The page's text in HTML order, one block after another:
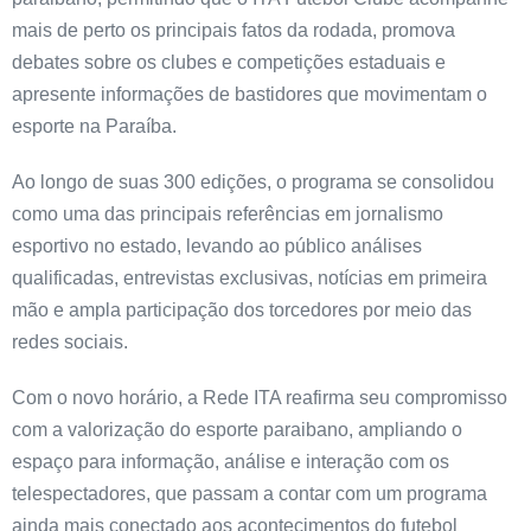
mais de perto os principais fatos da rodada, promova
debates sobre os clubes e competições estaduais e
apresente informações de bastidores que movimentam o
esporte na Paraíba.
Ao longo de suas 300 edições, o programa se consolidou
como uma das principais referências em jornalismo
esportivo no estado, levando ao público análises
qualificadas, entrevistas exclusivas, notícias em primeira
mão e ampla participação dos torcedores por meio das
redes sociais.
Com o novo horário, a Rede ITA reafirma seu compromisso
com a valorização do esporte paraibano, ampliando o
espaço para informação, análise e interação com os
telespectadores, que passam a contar com um programa
ainda mais conectado aos acontecimentos do futebol